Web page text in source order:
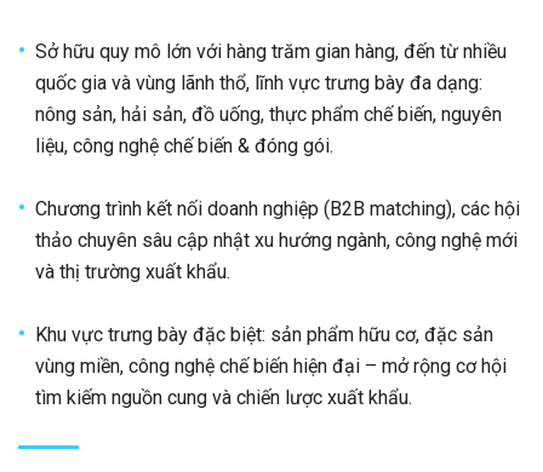
Sở hữu quy mô lớn với hàng trăm gian hàng, đến từ nhiều
quốc gia và vùng lãnh thổ, lĩnh vực trưng bày đa dạng:
nông sản, hải sản, đồ uống, thực phẩm chế biến, nguyên
liệu, công nghệ chế biến & đóng gói.
Chương trình kết nối doanh nghiệp (B2B matching), các hội
thảo chuyên sâu cập nhật xu hướng ngành, công nghệ mới
và thị trường xuất khẩu.
Khu vực trưng bày đặc biệt: sản phẩm hữu cơ, đặc sản
vùng miền, công nghệ chế biến hiện đại – mở rộng cơ hội
tìm kiếm nguồn cung và chiến lược xuất khẩu.